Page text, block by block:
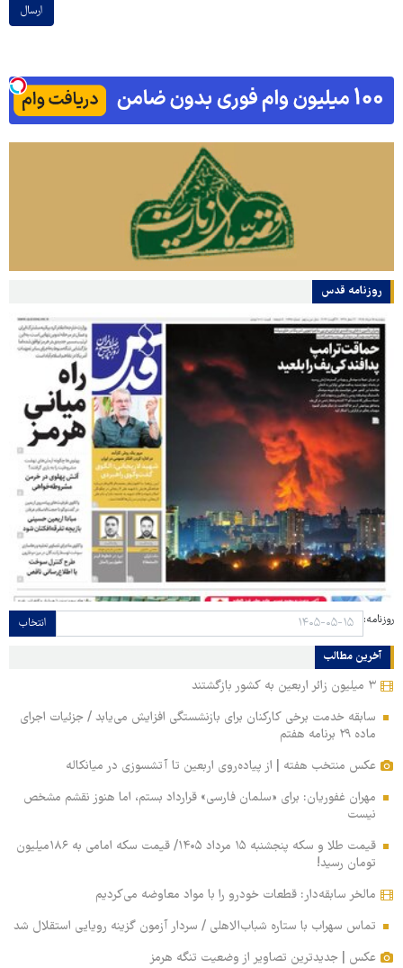
ارسال
روزنامه قدس
روزنامه: انتخاب
آخرین مطالب
۳ میلیون زائر اربعین به کشور بازگشتند
سابقه خدمت برخی کارکنان برای بازنشستگی افزایش می‌یابد / جزئیات اجرای
ماده ۲۹ برنامه هفتم
عکس منتخب هفته | از پیاده‌روی اربعین تا آتشسوزی در میانکاله
مهران غفوریان: برای «سلمان فارسی» قرارداد بستم، اما هنوز نقشم مشخص
نیست
قیمت طلا و سکه پنجشنبه ۱۵ مرداد ۱۴۰۵/ قیمت سکه امامی به ۱۸۶میلیون
تومان رسید!
مالخر سابقه‌دار: قطعات خودرو را با مواد معاوضه می‌کردیم
تماس سهراب با ستاره شباب‌الاهلی / سردار آزمون گزینه رویایی استقلال شد
عکس | جدیدترین تصاویر از وضعیت تنگه هرمز